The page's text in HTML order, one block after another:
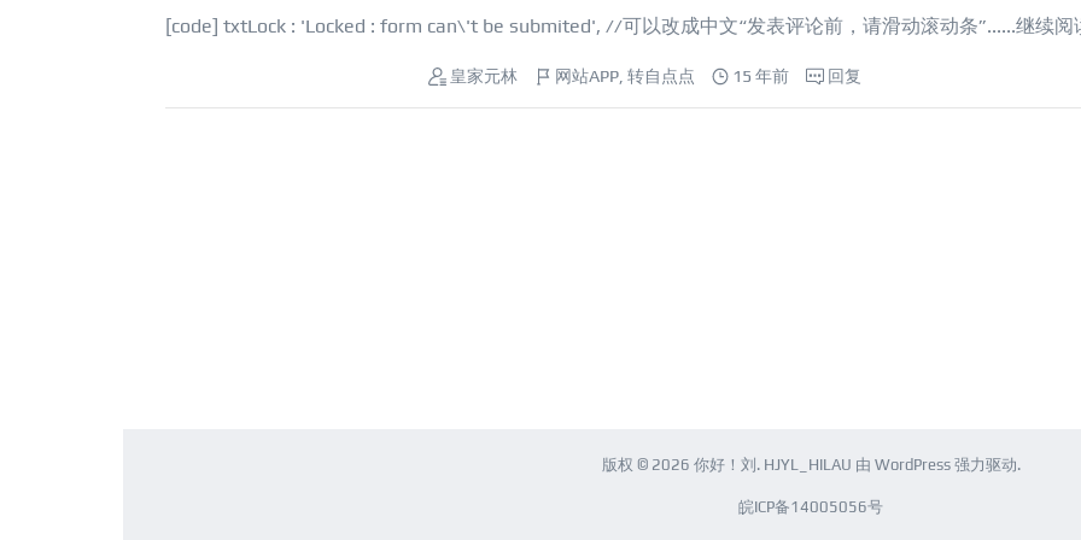
[code] txtLock : 'Locked : form can\'t be submited', //可以改成中文“发表评论前，请滑动滚动条”......继续阅
皇家元林 网站APP 转自点点 15 年前 回复
版权 © 2026 你好！刘 . HJYL_HILAU 由 WordPress强力驱动.
皖ICP备14005056号